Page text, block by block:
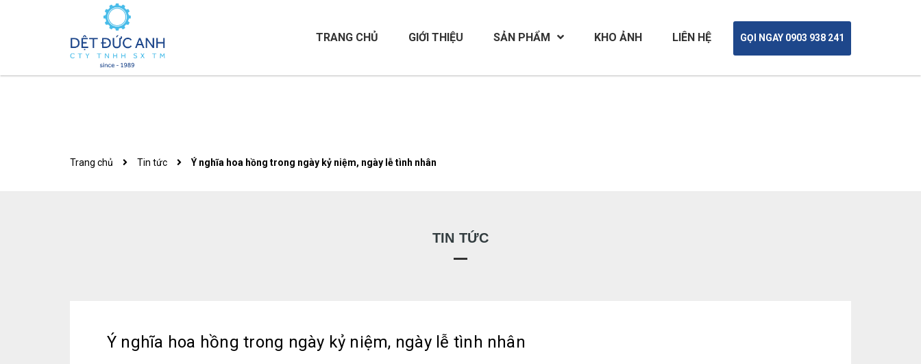
TRANG CHỦ GIỚI THIỆU SẢN PHẨM KHO ẢNH LIÊN HỆ GỌI NGAY 0903 938 241
Trang chủ Tin tức Ý nghĩa hoa hồng trong ngày kỷ niệm, ngày lễ tình nhân
TIN TỨC
Ý nghĩa hoa hồng trong ngày kỷ niệm, ngày lễ tình nhân